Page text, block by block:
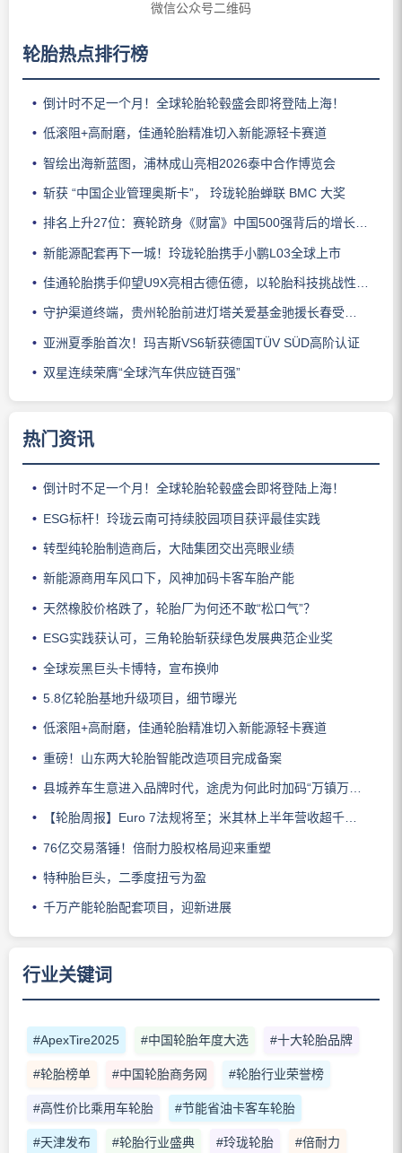
微信公众号二维码
轮胎热点排行榜
倒计时不足一个月！全球轮胎轮毂盛会即将登陆上海！
低滚阻+高耐磨，佳通轮胎精准切入新能源轻卡赛道
智绘出海新蓝图，浦林成山亮相2026泰中合作博览会
斩获 “中国企业管理奥斯卡”， 玲珑轮胎蝉联 BMC 大奖
排名上升27位：赛轮跻身《财富》中国500强背后的增长逻辑
新能源配套再下一城！玲珑轮胎携手小鹏L03全球上市
佳通轮胎携手仰望U9X亮相古德伍德，以轮胎科技挑战性能边界
守护渠道终端，贵州轮胎前进灯塔关爱基金驰援长春受灾门店
亚洲夏季胎首次！玛吉斯VS6斩获德国TÜV SÜD高阶认证
双星连续荣膺“全球汽车供应链百强”
热门资讯
倒计时不足一个月！全球轮胎轮毂盛会即将登陆上海！
ESG标杆！玲珑云南可持续胶园项目获评最佳实践
转型纯轮胎制造商后，大陆集团交出亮眼业绩
新能源商用车风口下，风神加码卡客车胎产能
天然橡胶价格跌了，轮胎厂为何还不敢“松口气”？
ESG实践获认可，三角轮胎斩获绿色发展典范企业奖
全球炭黑巨头卡博特，宣布换帅
5.8亿轮胎基地升级项目，细节曝光
低滚阻+高耐磨，佳通轮胎精准切入新能源轻卡赛道
重磅！山东两大轮胎智能改造项目完成备案
县城养车生意进入品牌时代，途虎为何此时加码“万镇万店”？
【轮胎周报】Euro 7法规将至；米其林上半年营收超千亿；倍耐力上半年盈利稳增；龙星炭黑斩获欧洲近万吨订单
76亿交易落锤！倍耐力股权格局迎来重塑
特种胎巨头，二季度扭亏为盈
千万产能轮胎配套项目，迎新进展
行业关键词
#ApexTire2025 #中国轮胎年度大选 #十大轮胎品牌
#轮胎榜单 #中国轮胎商务网 #轮胎行业荣誉榜
#高性价比乘用车轮胎 #节能省油卡客车轮胎
#天津发布 #轮胎行业盛典 #玲珑轮胎 #倍耐力